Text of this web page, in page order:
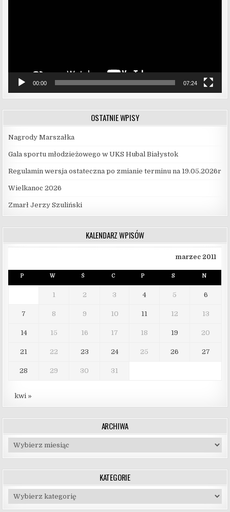
00:00 07:24
OSTATNIE WPISY
Nagrody Marszałka
Gala sportu młodzieżowego w UKS Hubal Białystok
Regulamin wersja ostateczna po zmianie terminu na 19.05.2026r
Wielkanoc 2026
Zmarł Jerzy Szuliński
KALENDARZ WPISÓW
marzec 2011
P W Ś C P S N
1 2 3 4 5 6
7 8 9 10 11 12 13
14 15 16 17 18 19 20
21 22 23 24 25 26 27
28 29 30 31
kwi »
ARCHIWA
Archiwa
KATEGORIE
Kategorie